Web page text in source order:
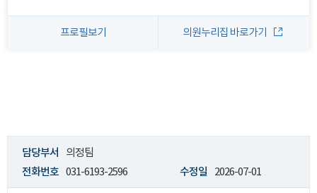
프로필보기 의원누리집 바로가기
담당부서
의정팀
전화번호 031-6193-2596 수정일 2026-07-01